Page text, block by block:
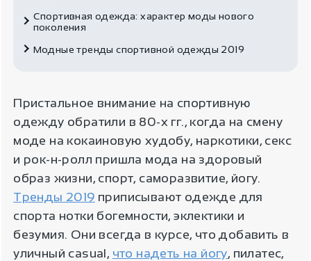
Спортивная одежда: характер моды нового
поколения
Модные тренды спортивной одежды 2019
Пристальное внимание на спортивную
одежду обратили в 80-х гг., когда на смену
моде на кокаиновую худобу, наркотики, секс
и рок-н-ролл пришла мода на здоровый
образ жизни, спорт, саморазвитие, йогу.
Тренды 2019 приписывают одежде для
спорта нотки богемности, эклектики и
безумия. Они всегда в курсе, что добавить в
уличный casual, что надеть на йогу, пилатес,